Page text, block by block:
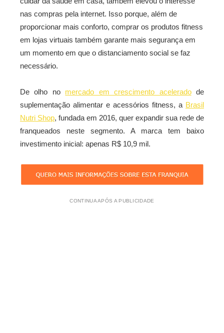
nas compras pela internet. Isso porque, além de
proporcionar mais conforto, comprar os produtos fitness
em lojas virtuais também garante mais segurança em
um momento em que o distanciamento social se faz
necessário.
De olho no mercado em crescimento aceleradode
suplementação alimentar e acessórios fitness, a Brasil
Nutri Shop, fundada em 2016, quer expandir sua rede de
franqueados neste segmento. A marca tem baixo
investimento inicial: apenas R$ 10,9 mil.
CONTINUA APÓS A PUBLICIDADE